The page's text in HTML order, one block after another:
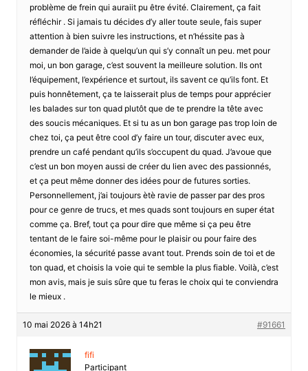
problème de frein qui auraiit pu être évité. Clairement, ça fait
réfléchir . Si jamais tu décides d’y aller toute seule, fais super
attention à bien suivre les instructions, et n’héssite pas à
demander de l’aide à quelqu’un qui s’y connaît un peu. met pour
moi, un bon garage, c’est souvent la meilleure solution. Ils ont
l’équipement, l’expérience et surtout, ils savent ce qu’ils font. Et
puis honnêtement, ça te laisserait plus de temps pour apprécier
les balades sur ton quad plutôt que de te prendre la tête avec
des soucis mécaniques. Et si tu as un bon garage pas trop loin de
chez toi, ça peut être cool d’y faire un tour, discuter avec eux,
prendre un café pendant qu’ils s’occupent du quad. J’avoue que
c’est un bon moyen aussi de créer du lien avec des passionnés,
et ça peut même donner des idées pour de futures sorties.
Personnellement, j’ai toujours ètè ravie de passer par des pros
pour ce genre de trucs, et mes quads sont toujours en super état
comme ça. Bref, tout ça pour dire que même si ça peu être
tentant de le faire soi-même pour le plaisir ou pour faire des
économies, la sécurité passe avant tout. Prends soin de toi et de
ton quad, et choisis la voie qui te semble la plus fiable. Voilà, c’est
mon avis, mais je suis sûre que tu feras le choix qui te conviendra
le mieux .
10 mai 2026 à 14h21 #91661
fifi
Participant